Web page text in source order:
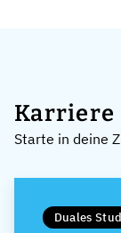
Karriere
Starte in deine
Duales